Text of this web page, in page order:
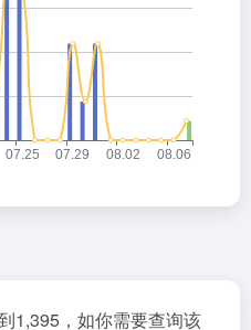
1,395，如你需要查询该